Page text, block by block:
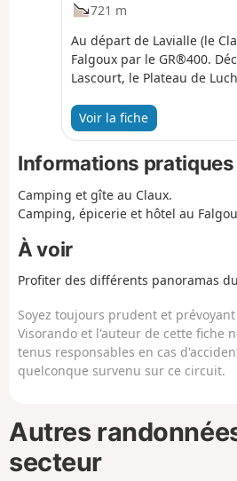
721 m
Au départ de Lavialle (le
Falgoux par le GR®400.
Lascourt, le Plateau de
randonnée fait partie d'une
35 km à faire (comptez 6 à
avec une nuit au Claux et/
randonneurs.
Voir la fiche
Informations pratiques
Camping et gîte au Claux.
Camping, épicerie et hôtel au
À voir
Profiter des différents panoramas
Soyez toujours prudent et
Visorando et l'auteur de cette fiche
tenus responsables en cas
quelconque survenu sur ce circuit.
Autres
secteur